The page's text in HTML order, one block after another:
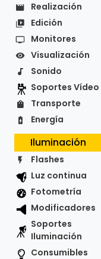
Realización
Edición
Monitores
Visualización
Sonido
Soportes Vídeo
Transporte
Energía
Iluminación
Flashes
Luz continua
Fotometría
Modificadores
Soportes
Iluminación
Consumibles